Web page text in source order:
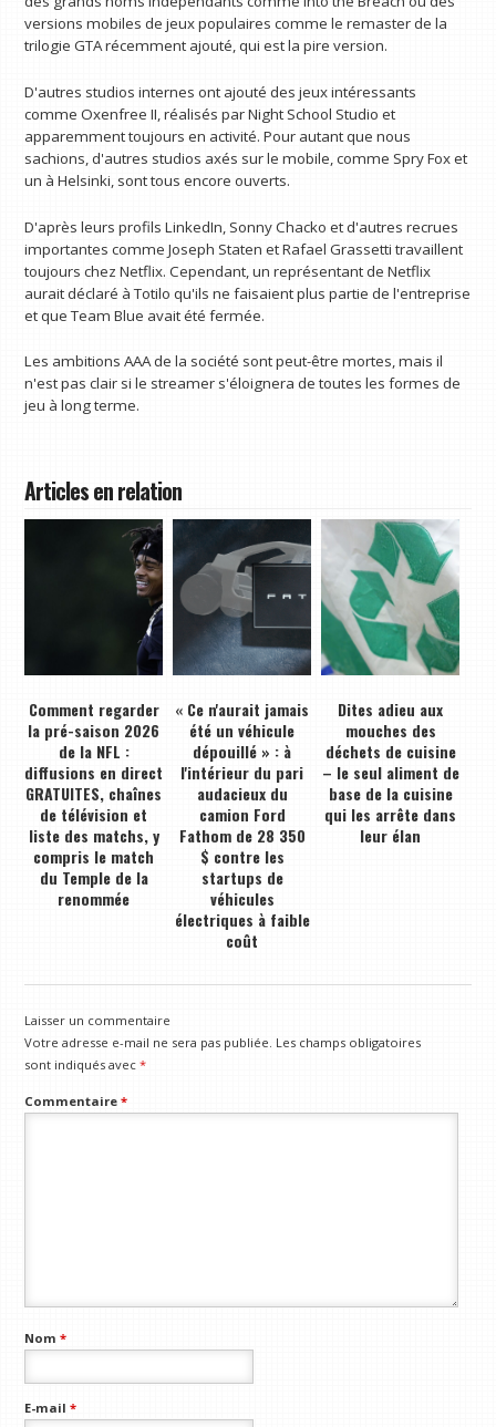
versions mobiles de jeux populaires comme le remaster de la
trilogie GTA récemment ajouté, qui est la pire version.
D'autres studios internes ont ajouté des jeux intéressants
comme Oxenfree II, réalisés par Night School Studio et
apparemment toujours en activité. Pour autant que nous
sachions, d'autres studios axés sur le mobile, comme Spry Fox et
un à Helsinki, sont tous encore ouverts.
D'après leurs profils LinkedIn, Sonny Chacko et d'autres recrues
importantes comme Joseph Staten et Rafael Grassetti travaillent
toujours chez Netflix. Cependant, un représentant de Netflix
aurait déclaré à Totilo qu'ils ne faisaient plus partie de l'entreprise
et que Team Blue avait été fermée.
Les ambitions AAA de la société sont peut-être mortes, mais il
n'est pas clair si le streamer s'éloignera de toutes les formes de
jeu à long terme.
Articles en relation
Comment regarder
la pré-saison 2026
de la NFL :
diffusions en direct
GRATUITES, chaînes
de télévision et
liste des matchs, y
compris le match
du Temple de la
renommée
« Ce n'aurait jamais
été un véhicule
dépouillé » : à
l'intérieur du pari
audacieux du
camion Ford
Fathom de 28 350
$ contre les
startups de
véhicules
électriques à faible
coût
Dites adieu aux
mouches des
déchets de cuisine
– le seul aliment de
base de la cuisine
qui les arrête dans
leur élan
Laisser un commentaire
Votre adresse e-mail ne sera pas publiée. Les champs obligatoires
sont indiqués avec*
Commentaire*
Nom*
E-mail*